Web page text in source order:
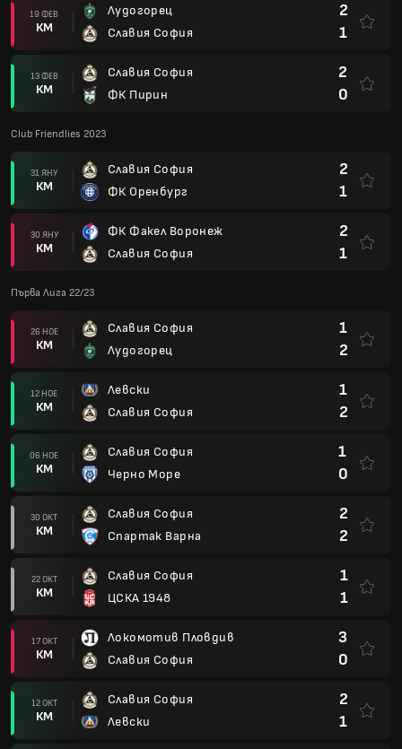
19 ФЕВ
КМ
Лудогорец
Славия София
2
1
13 ФЕВ
КМ
Славия София
ФК Пирин
2
0
Club Friendlies 2023
31 ЯНУ
КМ
Славия София
ФК Оренбург
2
1
30 ЯНУ
КМ
ФК Факел Воронеж
Славия София
2
1
Първа Лига 22/23
26 НОЕ
КМ
Славия София
Лудогорец
1
2
12 НОЕ
КМ
Левски
Славия София
1
2
06 НОЕ
КМ
Славия София
Черно Море
1
0
30 ОКТ
КМ
Славия София
Спартак Варна
2
2
22 ОКТ
КМ
Славия София
ЦСКА 1948
1
1
17 ОКТ
КМ
Локомотив Пловдив
Славия София
3
0
12 ОКТ
КМ
Славия София
Левски
2
1